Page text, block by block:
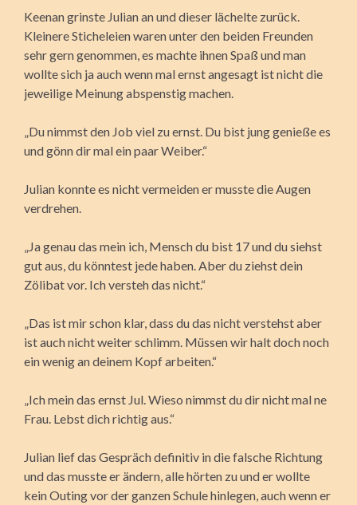
Keenan grinste Julian an und dieser lächelte zurück.
Kleinere Sticheleien waren unter den beiden Freunden
sehr gern genommen, es machte ihnen Spaß und man
wollte sich ja auch wenn mal ernst angesagt ist nicht die
jeweilige Meinung abspenstig machen.
„Du nimmst den Job viel zu ernst. Du bist jung genieße es
und gönn dir mal ein paar Weiber.“
Julian konnte es nicht vermeiden er musste die Augen
verdrehen.
„Ja genau das mein ich, Mensch du bist 17 und du siehst
gut aus, du könntest jede haben. Aber du ziehst dein
Zölibat vor. Ich versteh das nicht.“
„Das ist mir schon klar, dass du das nicht verstehst aber
ist auch nicht weiter schlimm. Müssen wir halt doch noch
ein wenig an deinem Kopf arbeiten.“
„Ich mein das ernst Jul. Wieso nimmst du dir nicht mal ne
Frau. Lebst dich richtig aus.“
Julian lief das Gespräch definitiv in die falsche Richtung
und das musste er ändern, alle hörten zu und er wollte
kein Outing vor der ganzen Schule hinlegen, auch wenn er